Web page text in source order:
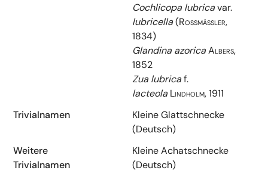
Cochlicopa lubricavar.
lubricella(Rossmässler,
1834)
Glandina azoricaAlbers,
1852
Zua lubricaf.
lacteola Lindholm, 1911
Trivialnamen
Kleine Glattschnecke
(Deutsch)
Weitere
Trivialnamen
Kleine Achatschnecke
(Deutsch)